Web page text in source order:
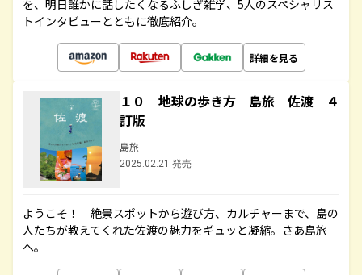
を、明日誰かに話したくなるふしぎ雑学、5人のスペシャリス
トインタビューとともに徹底紹介。
詳細を見る
１０ 地球の歩き方 島旅 佐渡 ４
訂版
島旅
2025.02.21 発売
ようこそ！ 絶景スポットから遊び方、カルチャーまで、島の
人たちが教えてくれた佐渡の魅力をギュッと凝縮。さあ島旅
へ。